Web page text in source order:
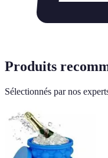
Produits
Sélectionnés par nos